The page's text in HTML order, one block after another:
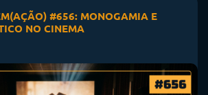
#656: MONOGAMIA E
NO CINEMA